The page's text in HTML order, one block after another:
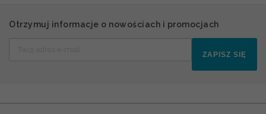
Otrzymuj informacje o nowościach i promocjach
ZAPISZ SIĘ